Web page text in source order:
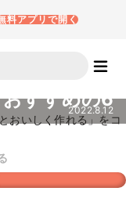
料アプリで開く
すすめの6
2022.8.12
おいしく作れる」をコ